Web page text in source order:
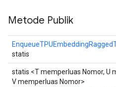
Metode Publik
statis
statis <T memperluas Nomor, U
V memperluas Nomor>